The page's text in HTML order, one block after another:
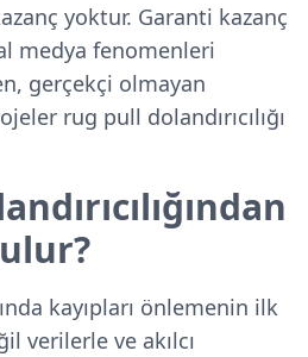
yoktur. Garanti kazanç
medya fenomenleri
gerçekçi olmayan
rug pull dolandırıcılığı
kayıpları önlemenin ilk
verilerle ve akılcı